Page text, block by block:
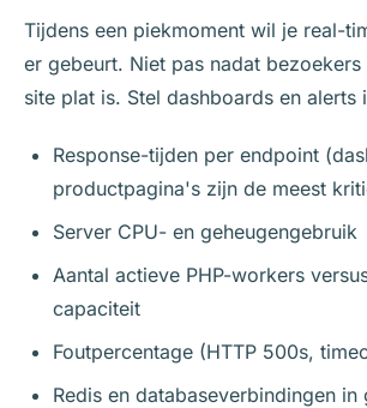
Tijdens een piekmoment wil je real-
er gebeurt. Niet pas nadat
site plat is. Stel dashboards en alerts
Response-tijden per endpoint
productpagina's zijn de meest
Server CPU- en geheugengebruik
Aantal actieve PHP-workers
capaciteit
Foutpercentage (HTTP 500s,
Redis en databaseverbindingen in